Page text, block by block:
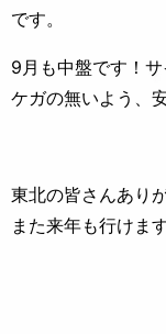
です。
9月も中盤です！
ケガの無いよう、
東北の皆さんあり
また来年も行けま